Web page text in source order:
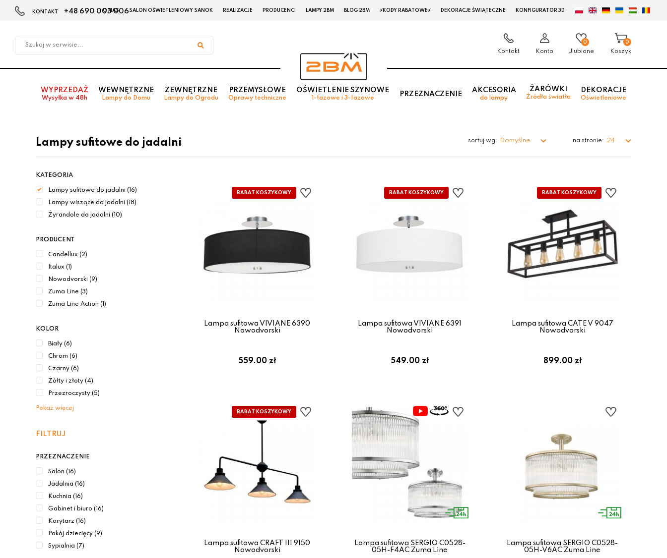
w
KONTAKT +48 690 003 006
O NAS SALON OŚWIETLENIOWY SANOK REALIZACJE PRODUCENCI LAMPY 2BM BLOG 2BM ⚡KODY RABATOWE⚡ DEKORACJE ŚWIĄTECZNE KONFIGURATOR 3D
Kontakt Konto
0
Ulubione
0
Koszyk
WYPRZEDAŻ
Wysyłka w 48h
WEWNĘTRZNE
Lampy do Domu
ZEWNĘTRZNE
Lampy do Ogrodu
PRZEMYSŁOWE
Oprawy techniczne
OŚWIETLENIE SZYNOWE
1-fazowe i 3-fazowe
PRZEZNACZENIE
AKCESORIA
do lampy
ŻARÓWKI
Źródła światła
DEKORACJE
Oświetleniowe
Lampy sufitowe do jadalni sortuj wg: Domyślne na stronie: 24
KATEGORIA
Lampy sufitowe do jadalni (16)
Lampy wiszące do jadalni (18)
Żyrandole do jadalni (10)
PRODUCENT
Candellux (2)
Italux (1)
Nowodvorski (9)
Zuma Line (3)
Zuma Line Action (1)
KOLOR
Biały (6)
Chrom (6)
Czarny (6)
Żółty i złoty (4)
Przezroczysty (5)
Pokaż więcej
FILTRUJ
PRZEZNACZENIE
Salon (16)
Jadalnia (16)
Kuchnia (16)
Gabinet i biuro (16)
Korytarz (16)
Pokój dziecięcy (9)
Sypialnia (7)
Lampa sufitowa VIVIANE 6390
Nowodvorski
559.00 zł
Lampa sufitowa VIVIANE 6391
Nowodvorski
549.00 zł
Lampa sufitowa CATE V 9047
Nowodvorski
899.00 zł
Lampa sufitowa CRAFT III 9150
Nowodvorski
Lampa sufitowa SERGIO C0528-
05H-F4AC Zuma Line
Lampa sufitowa SERGIO C0528-
05H-V6AC Zuma Line